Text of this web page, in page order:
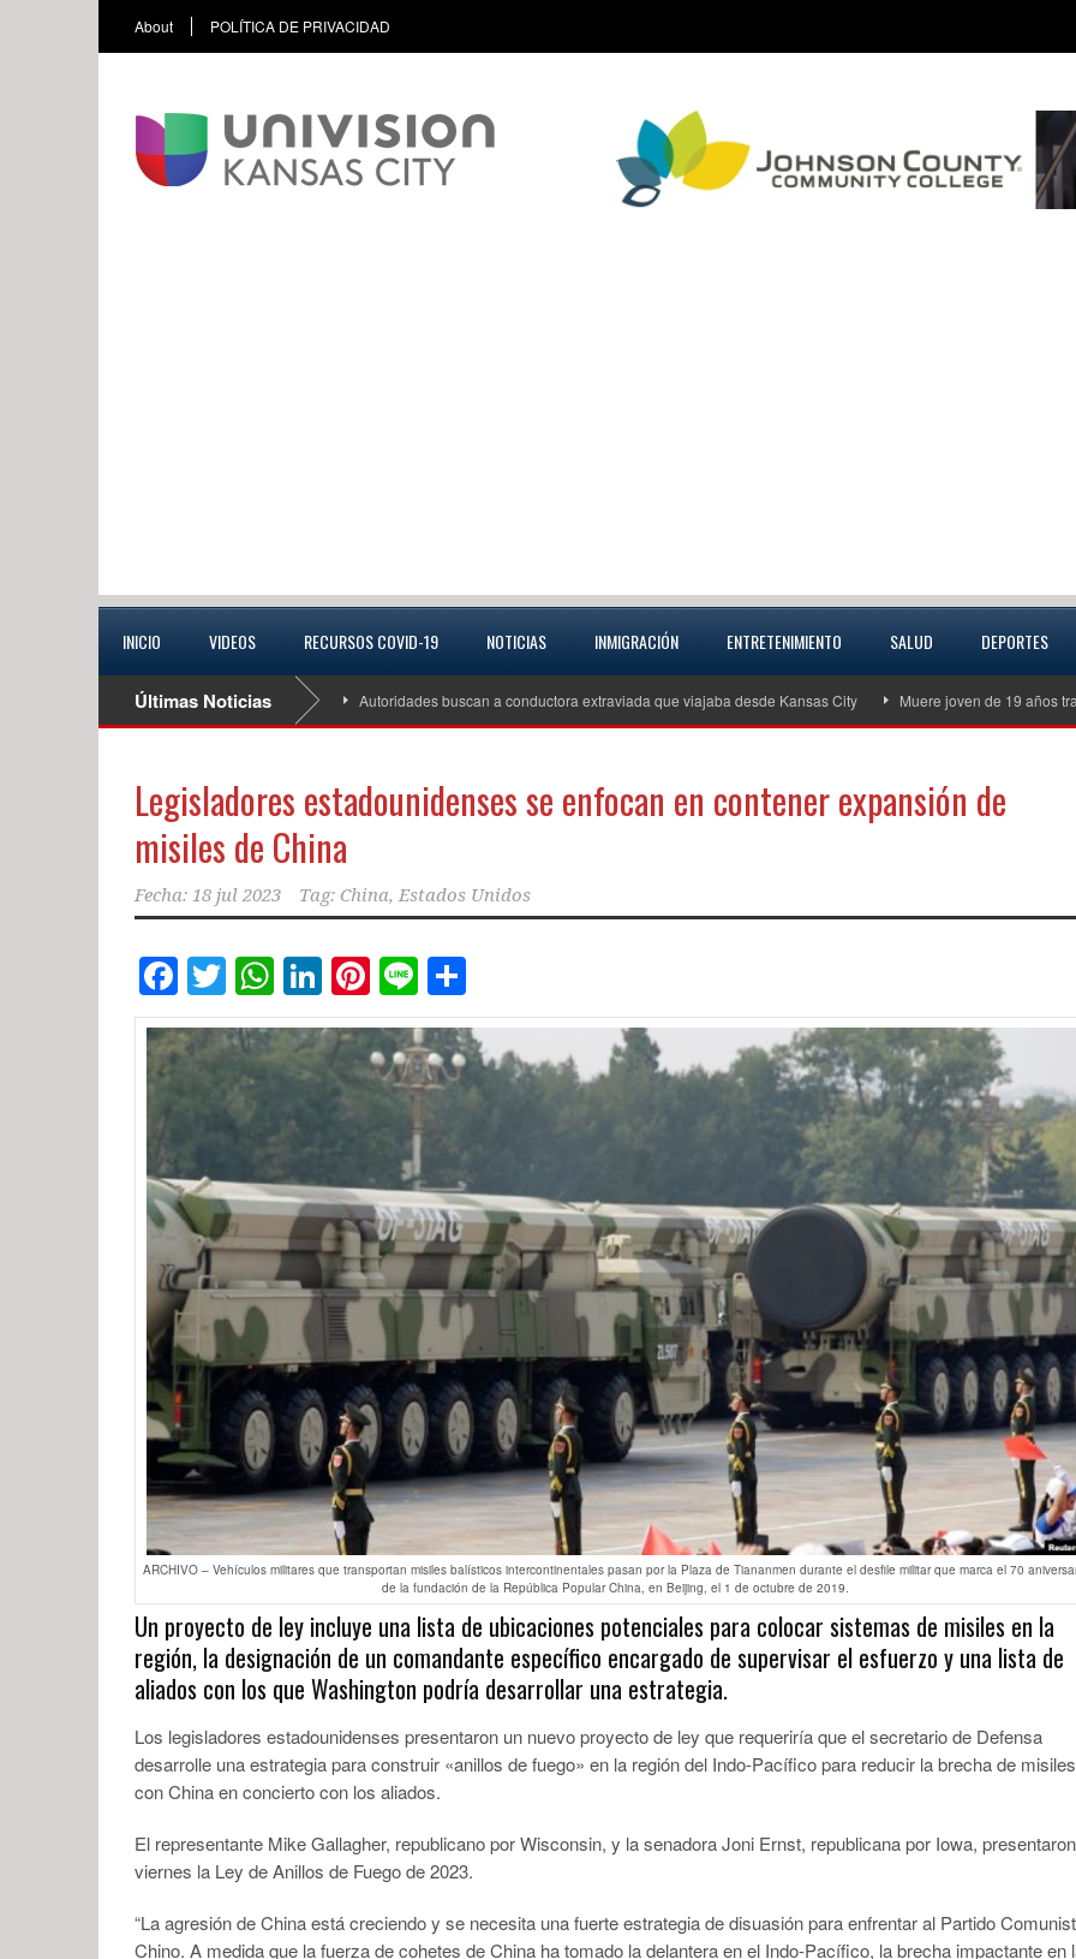
About POLÍTICA DE PRIVACIDAD
INICIO VIDEOS RECURSOS COVID-19 NOTICIAS INMIGRACIÓN ENTRETENIMIENTO SALUD DEPORTES
Últimas Noticias Autoridades buscan a conductora extraviada que viajaba desde Kansas City Muere joven de 19 años
Legisladores estadounidenses se enfocan en contener expansión de
misiles de China
Fecha: 18 jul 2023 Tag: China, Estados Unidos
Facebook
Twitter
WhatsApp
LinkedIn
Pinterest
Line
ARCHIVO – Vehículos militares que transportan misiles balísticos intercontinentales pasan por la Plaza de Tiananmen durante el desfile militar que marca el 70
de la fundación de la República Popular China, en Beijing, el 1 de octubre de 2019.
Un proyecto de ley incluye una lista de ubicaciones potenciales para colocar sistemas de misiles en la
región, la designación de un comandante específico encargado de supervisar el esfuerzo y una lista de
aliados con los que Washington podría desarrollar una estrategia.
Los legisladores estadounidenses presentaron un nuevo proyecto de ley que requeriría que el secretario de Defensa
desarrolle una estrategia para construir «anillos de fuego» en la región del Indo-Pacífico para reducir la brecha de misiles
con China en concierto con los aliados.
El representante Mike Gallagher, republicano por Wisconsin, y la senadora Joni Ernst, republicana por Iowa,
viernes la Ley de Anillos de Fuego de 2023.
“La agresión de China está creciendo y se necesita una fuerte estrategia de disuasión para enfrentar al Partido
Chino. A medida que la fuerza de cohetes de China ha tomado la delantera en el Indo-Pacífico, la brecha impactante en